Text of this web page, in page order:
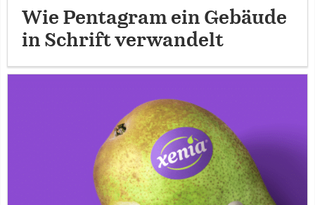
Wie Pentagram ein Gebäude
in Schrift verwandelt